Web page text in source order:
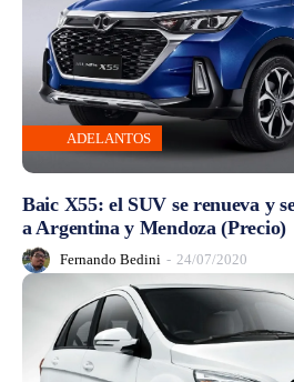
ADELANTOS
Baic X55: el SUV se renueva y
a Argentina y Mendoza (Precio)
Fernando Bedini - 24/07/2020